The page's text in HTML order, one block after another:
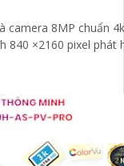
camera 8MP chuẩn
840 ×2160 pixel phát